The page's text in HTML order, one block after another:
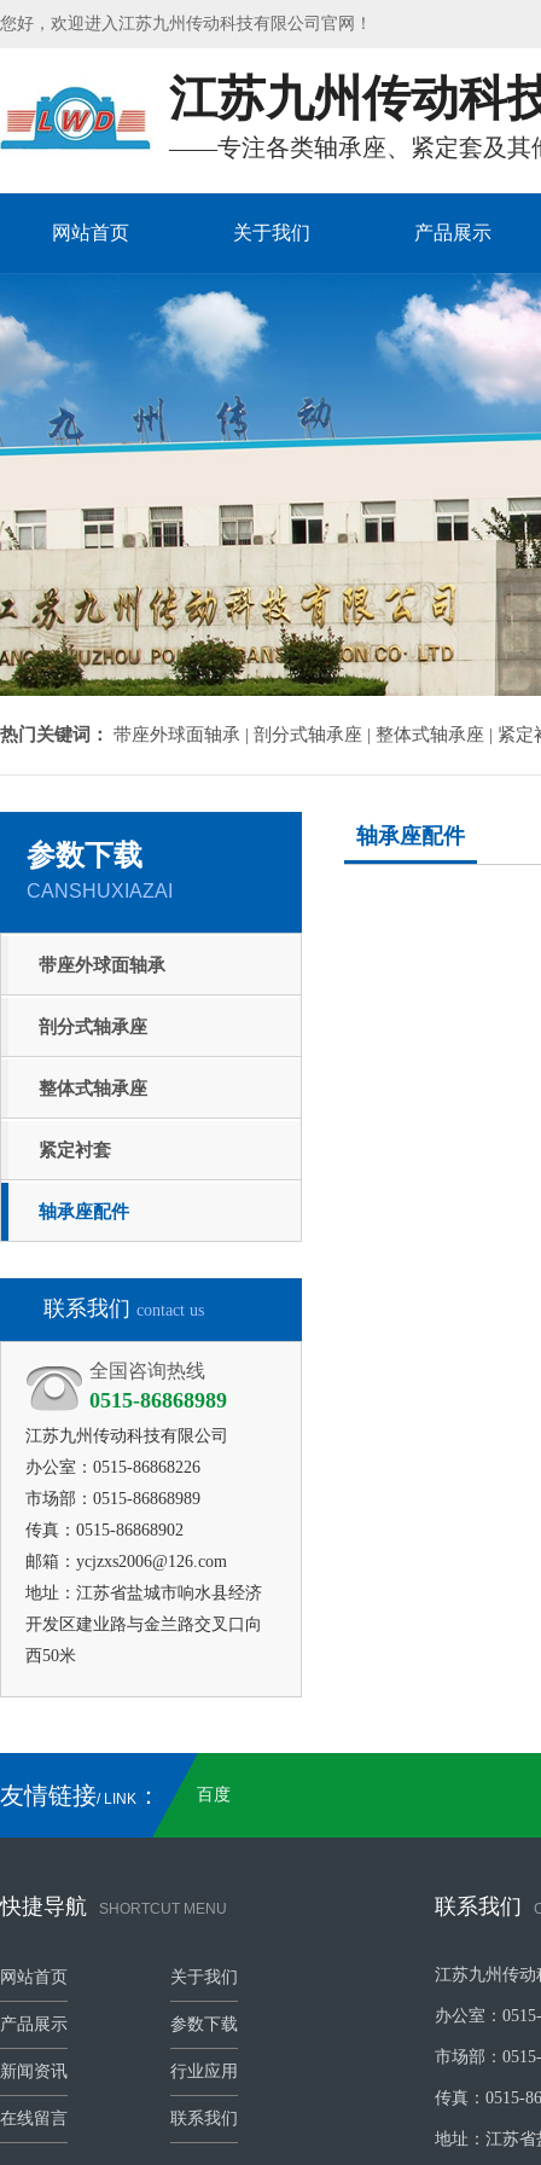
您好，欢迎进入江苏九州传动科技有限公司官网！
江苏九州传动科
——专注各类轴承座、紧定套及其
网站首页 关于我们 产品展示
热门关键词： 带座外球面轴承 | 剖分式轴承座 | 整体式轴承座 | 紧定
参数下载
CANSHUXIAZAI
带座外球面轴承
剖分式轴承座
整体式轴承座
紧定衬套
轴承座配件
联系我们 contact us
全国咨询热线
0515-86868989
江苏九州传动科技有限公司
办公室：0515-86868226
市场部：0515-86868989
传真：0515-86868902
邮箱：ycjzxs2006@126.com
地址：江苏省盐城市响水县经济
开发区建业路与金兰路交叉口向
西50米
轴承座配件
友情链接/ LINK ： 百度
快捷导航 SHORTCUT MENU
网站首页 关于我们
产品展示 参数下载
新闻资讯 行业应用
在线留言 联系我们
联系我们
江苏九州传
办公室：
市场部：
传真：0515-
地址：江苏省